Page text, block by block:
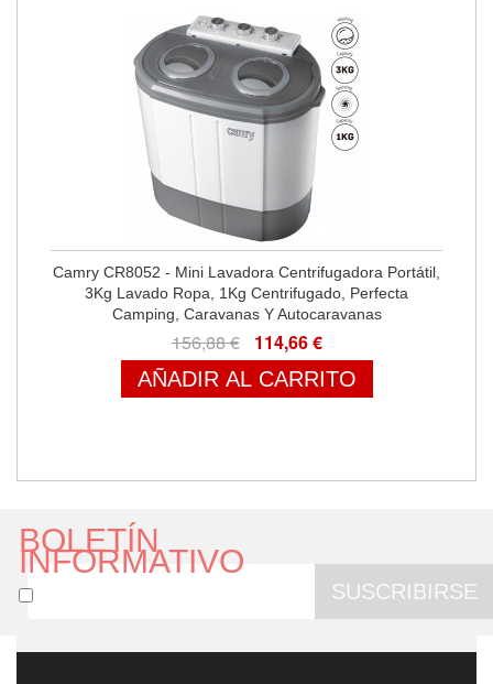
Camry CR8052 - Mini Lavadora Centrifugadora Portátil,
3Kg Lavado Ropa, 1Kg Centrifugado, Perfecta
Camping, Caravanas Y Autocaravanas
156,88 € 114,66 €
AÑADIR AL CARRITO
BOLETÍN
INFORMATIVO
SUSCRIBIRSE